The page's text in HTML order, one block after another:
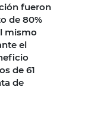
fueron
de 80%
mismo
el
de 61
de